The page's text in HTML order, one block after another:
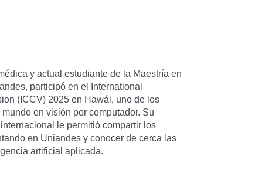
y actual estudiante de la Maestría en
participó en el International
(ICCV) 2025 en Hawái, uno de los
en visión por computador. Su
le permitió compartir los
en Uniandes y conocer de cerca las
artificial aplicada.